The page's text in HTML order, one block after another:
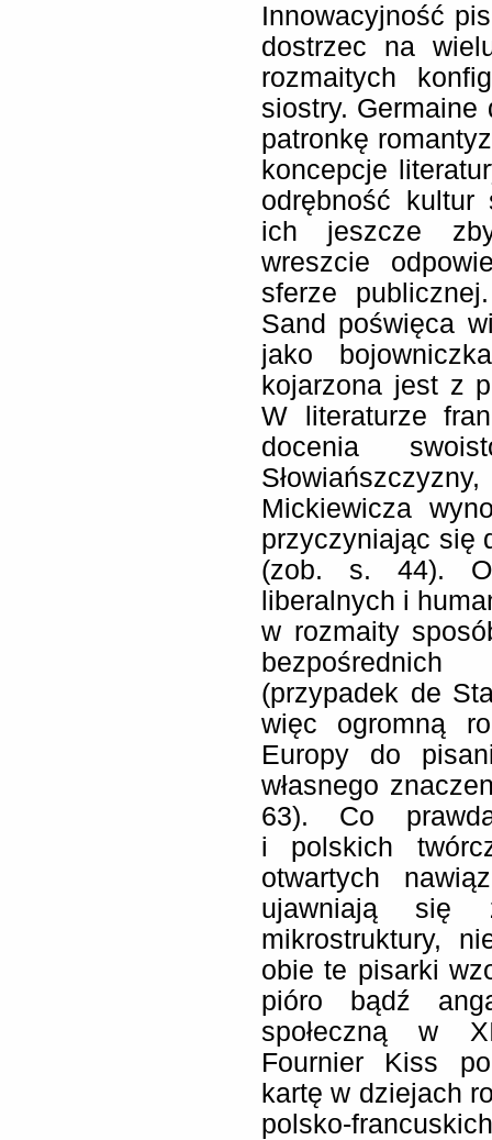
Innowacyjność
dostrzec na
rozmaitych
siostry.
patronkę
koncepcje
odrębność kultur
ich jeszcze
wreszcie
sferze
Sand poświęca
jako
kojarzona jest z
W literaturze
docenia
Mickiewicza
przyczyniając się
(zob. s. 44).
liberalnych i
w rozmaity
bezpośrednich
(przypadek de
więc ogromną
Europy do
własnego
63). Co
i polskich
otwartych
ujawniają się
mikrostruktury,
obie te pisarki
pióro bądź
społeczną w
Fournier Kiss
kartę w dziejach
polsko-